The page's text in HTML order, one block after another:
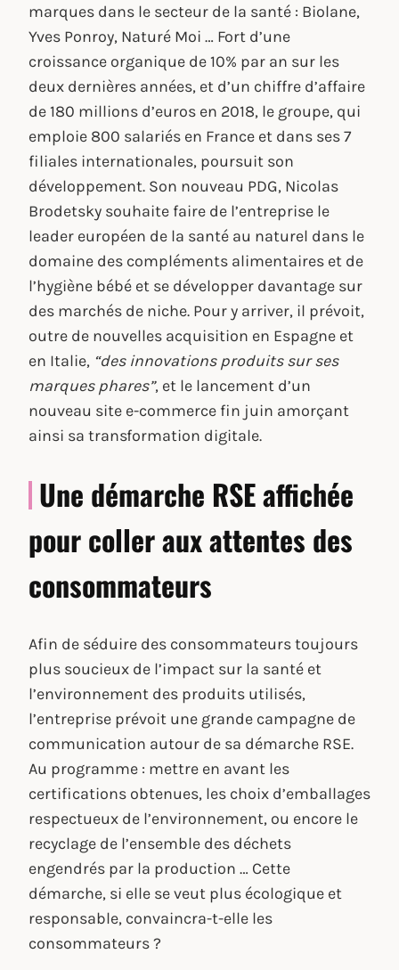
marques dans le secteur de la santé : Biolane,
Yves Ponroy, Naturé Moi … Fort d’une
croissance organique de 10% par an sur les
deux dernières années, et d’un chiffre d’affaire
de 180 millions d’euros en 2018, le groupe, qui
emploie 800 salariés en France et dans ses 7
filiales internationales, poursuit son
développement. Son nouveau PDG, Nicolas
Brodetsky souhaite faire de l’entreprise le
leader européen de la santé au naturel dans le
domaine des compléments alimentaires et de
l’hygiène bébé et se développer davantage sur
des marchés de niche. Pour y arriver, il prévoit,
outre de nouvelles acquisition en Espagne et
en Italie, “des innovations produits sur ses
marques phares”, et le lancement d’un
nouveau site e-commerce fin juin amorçant
ainsi sa transformation digitale.
Une démarche RSE affichée
pour coller aux attentes des
consommateurs
Afin de séduire des consommateurs toujours
plus soucieux de l’impact sur la santé et
l’environnement des produits utilisés,
l’entreprise prévoit une grande campagne de
communication autour de sa démarche RSE.
Au programme : mettre en avant les
certifications obtenues, les choix d’emballages
respectueux de l’environnement, ou encore le
recyclage de l’ensemble des déchets
engendrés par la production … Cette
démarche, si elle se veut plus écologique et
responsable, convaincra-t-elle les
consommateurs ?